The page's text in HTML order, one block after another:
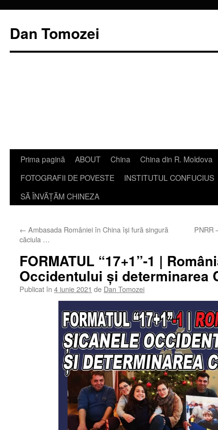
Dan Tomozei
Sari
conținut
Prima pagină ABOUT China
China din R. Moldova
FOTOGRAFII DE POVESTE
INSTITUTUL CONFUCIUS
SĂ ÎNVĂŢĂM CHINEZA
← Ambasada României în China își fură singură
căciula …
PNRR
FORMATUL “17+1”-1 |
Occidentului și determinarea
Publicat în 4 iunie 2021 de Dan Tomozei